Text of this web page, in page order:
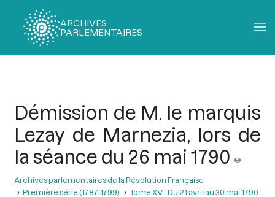
ARCHIVES
PARLEMENTAIRES
Démission de M. le marquis
Lezay de Marnezia, lors de
la séance du 26 mai 1790
Archives parlementaires de la Révolution Française
Première série (1787-1799)
Tome XV - Du 21 avril au 30 mai 1790